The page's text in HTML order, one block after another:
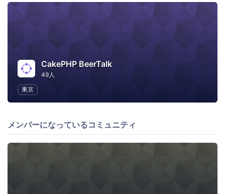
CakePHP BeerTalk
49人
東京
メンバーになっているコミュニティ